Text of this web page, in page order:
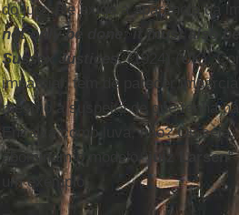
do juiz; ele exige a aparência da
not only be done; it must also
Sussex Justices, (1924) (UK).
imparcial; tem de parecer
mesmo a suspeita de que tenha
Encaixa como luva, não? Ou
abominam o modelo “juiz Larsen
um exemplo.